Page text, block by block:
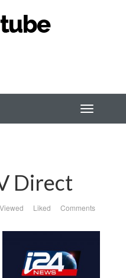
Direct
Viewed Liked Comments